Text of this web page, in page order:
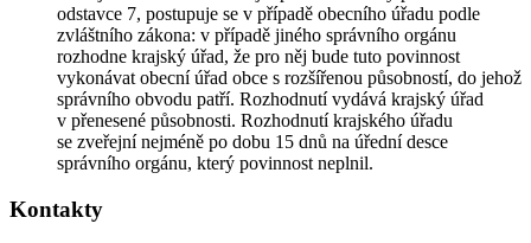
odstavce 7, postupuje se v případě obecního úřadu podle
zvláštního zákona: v případě jiného správního orgánu
rozhodne krajský úřad, že pro něj bude tuto povinnost
vykonávat obecní úřad obce s rozšířenou působností, do jehož
správního obvodu patří. Rozhodnutí vydává krajský úřad
v přenesené působnosti. Rozhodnutí krajského úřadu
se zveřejní nejméně po dobu 15 dnů na úřední desce
správního orgánu, který povinnost neplnil.
Kontakty